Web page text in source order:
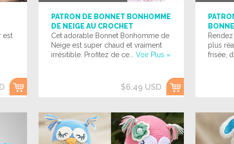
est
PATRON DE BONNET BONHOMME
DE NEIGE AU CROCHET
Cet adorable Bonnet Bonhomme de
Neige est super chaud et vraiment
irrésitible. Profitez de ce... Voir Plus »
$6.49 USD
plus
frisée,